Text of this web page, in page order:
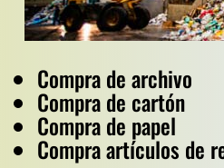
Compra de archivo
Compra de cartón
Compra de papel
Compra artículos de